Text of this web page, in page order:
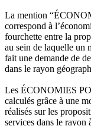
La mention
correspond à
fourchette entre la
au sein de laquelle un
fait une demande de
dans le rayon
Les ÉCONOMIES
calculés grâce à une
réalisés sur les
services dans le rayon